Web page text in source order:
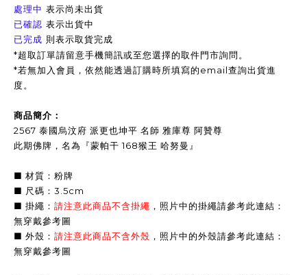
處理中 表示尚未出貨
已確認 表示出貨中
已完成 則表示取貨完成
*超取訂單請留意手機簡訊或至您選擇的取件門市詢問。
*若無加入會員，依然能透過訂購時所填寫的email查詢出貨進
度。
商品簡介：
2567 泰國烏汶府 派更也坤平 名師 雅庫尊 阿贊尊
此期佛牌，名為『蒙帕干 168猴王 哈努曼』
■ 材質：粉牌
■ 尺碼：3.5cm
■ 掛繩： 請注意此商品不含掛繩 ，照片中的掛繩請參考此連結：
無穿戴參考圖
■ 外殼： 請注意此商品不含外殼 ，照片中的外殼請參考此連結：
無穿戴參考圖